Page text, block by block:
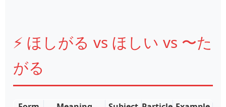
⚡ ほしがる vs ほしい vs 〜た
がる